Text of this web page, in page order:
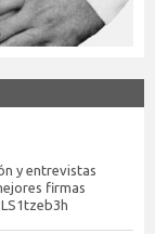
y entrevistas
firmas